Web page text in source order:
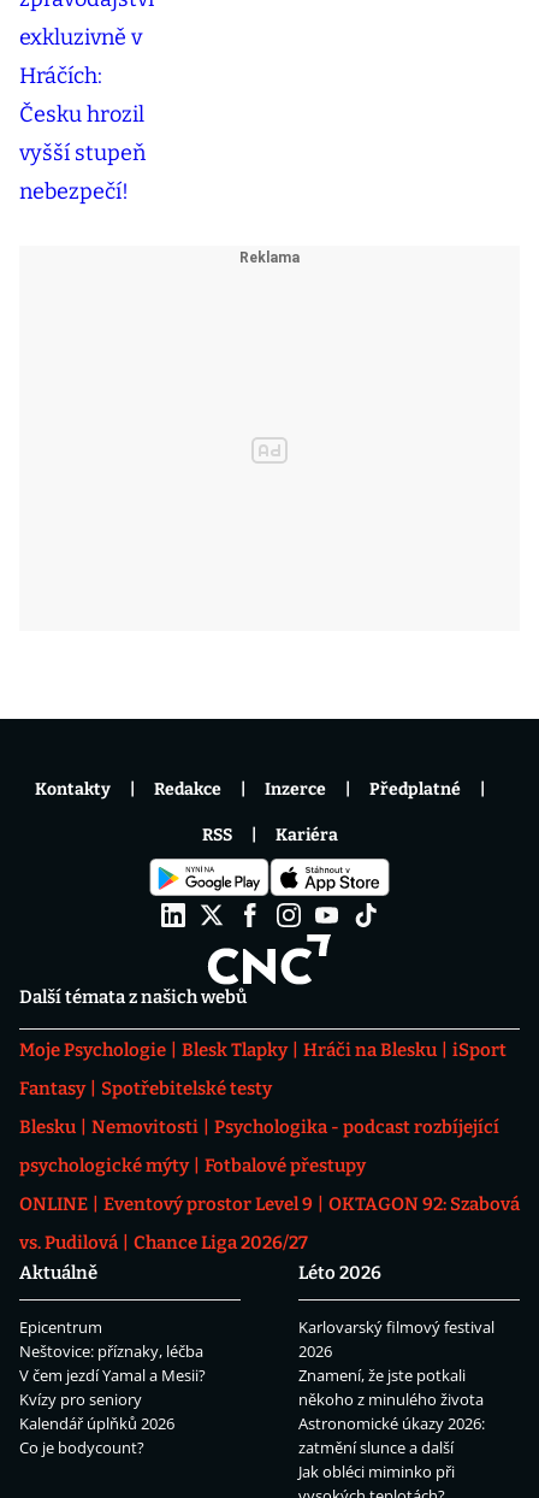
Další témata z našich webů
Moje Psychologie Blesk Tlapky Hráči na Blesku
iSport
Fantasy
Spotřebitelské testy
Blesku
Nemovitosti
Psychologika - podcast rozbíjející
psychologické mýty
Fotbalové přestupy
ONLINE
Eventový prostor Level 9
OKTAGON 92: Szabová
vs. Pudilová
Chance Liga 2026/27
Aktuálně
Epicentrum
Neštovice: příznaky, léčba
V čem jezdí Yamal a Mesii?
Kvízy pro seniory
Kalendář úplňků 2026
Co je bodycount?
Léto 2026
Karlovarský filmový festival
2026
Znamení, že jste potkali
někoho z minulého života
Astronomické úkazy 2026:
zatmění slunce a další
Jak obléci miminko při
Kontakty Redakce Inzerce Předplatné
RSS Kariéra